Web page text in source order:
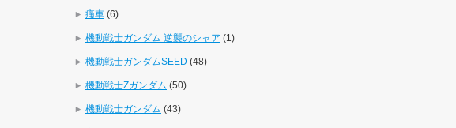
痛車 (6)
機動戦士ガンダム 逆襲のシャア (1)
機動戦士ガンダムSEED (48)
機動戦士Zガンダム (50)
機動戦士ガンダム (43)